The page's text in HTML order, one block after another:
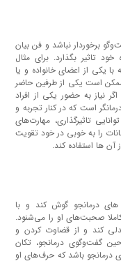
برخوردار نباشد و فن بیان
تاثیر بگذارد. برای مثال
یکی از اعضای خانواده و یا
است یکی از طرفین حاضر
نیاز به حضور یکی از افراد
است که در کنار تجربه و
تاثیرگذاری، مهارت‌های
را به خوبی در خود تقویت
ها استفاده کند.
درمانجو گوش کند و با
صحبت‌های او را می‌شنود.
کند و از قضاوت کردن و
گفت‌وگوی درمانجو، تکان
درمانجو باشد که حرف‌های او